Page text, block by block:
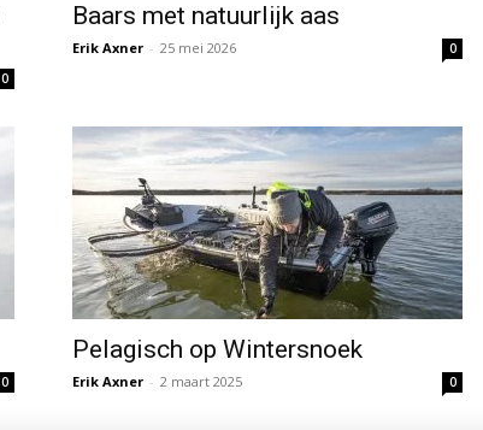
0
Baars met natuurlijk aas
Erik Axner - 25 mei 2026 0
0
Pelagisch op Wintersnoek
Erik Axner - 2 maart 2025 0